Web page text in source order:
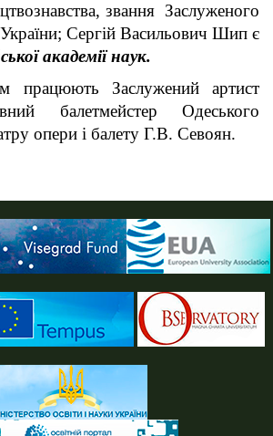
звання Заслуженого
України; Сергій Васильович Шип є
академії наук.
працюють Заслужений артист
балетмейстер Одеського
опери і балету Г.В. Севоян.